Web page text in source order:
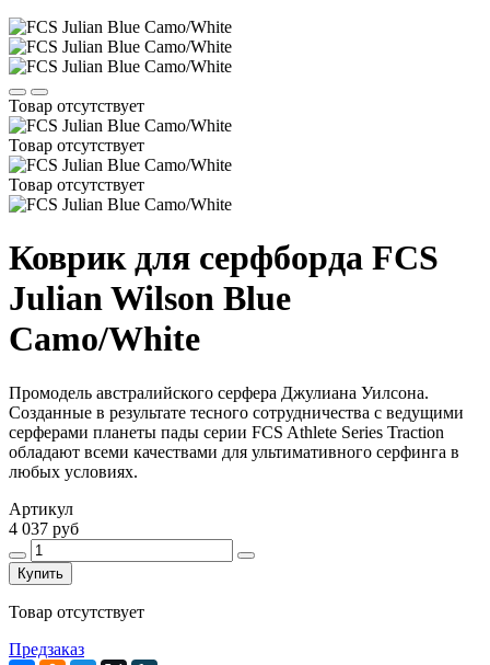
Товар отсутствует
Товар отсутствует
Товар отсутствует
Коврик для серфборда FCS
Julian Wilson Blue
Camo/White
Промодель австралийского серфера Джулиана Уилсона.
Созданные в результате тесного сотрудничества с ведущими
серферами планеты пады серии FCS Athlete Series Traction
обладают всеми качествами для ультимативного серфинга в
любых условиях.
Артикул
4 037 руб
Купить
Товар отсутствует
Предзаказ